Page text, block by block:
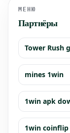
МЕНЮ
Партнёры
Tower Rush
mines 1win
1win apk
1win coinflip